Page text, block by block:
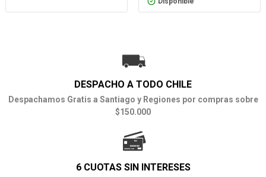
DESPACHO A TODO CHILE
Despachamos Gratis a Santiago y Regiones por compras sobre
$150.000
6 CUOTAS SIN INTERESES